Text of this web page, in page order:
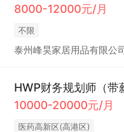
8000-12000元/月
不限
泰州峰昊家居用品有限公司
10000-20000元/月
医药高新区(高港区)